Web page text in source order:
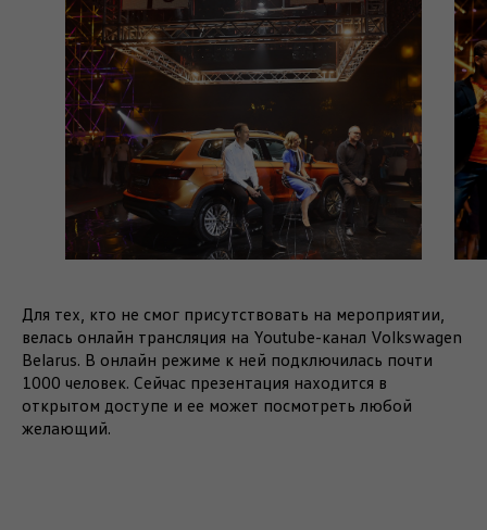
Для тех, кто не смог присутствовать на мероприятии,
велась онлайн трансляция на Youtube-канал Volkswagen
Belarus. В онлайн режиме к ней подключилась почти
1000 человек. Сейчас презентация находится в
открытом доступе и ее может посмотреть любой
желающий.